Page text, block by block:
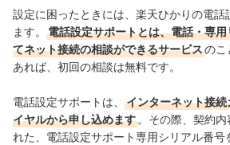
設定に困ったときには、楽天ひかりの電話
ます。
電話設定サポートとは、電話・専
てネット接続の相談ができるサービスのこ
あれば、初回の相談は無料です。
電話設定サポートは、
インターネット接
イヤルから申し込めます 。その際、契約
れた、電話設定サポート専用シリアル番号